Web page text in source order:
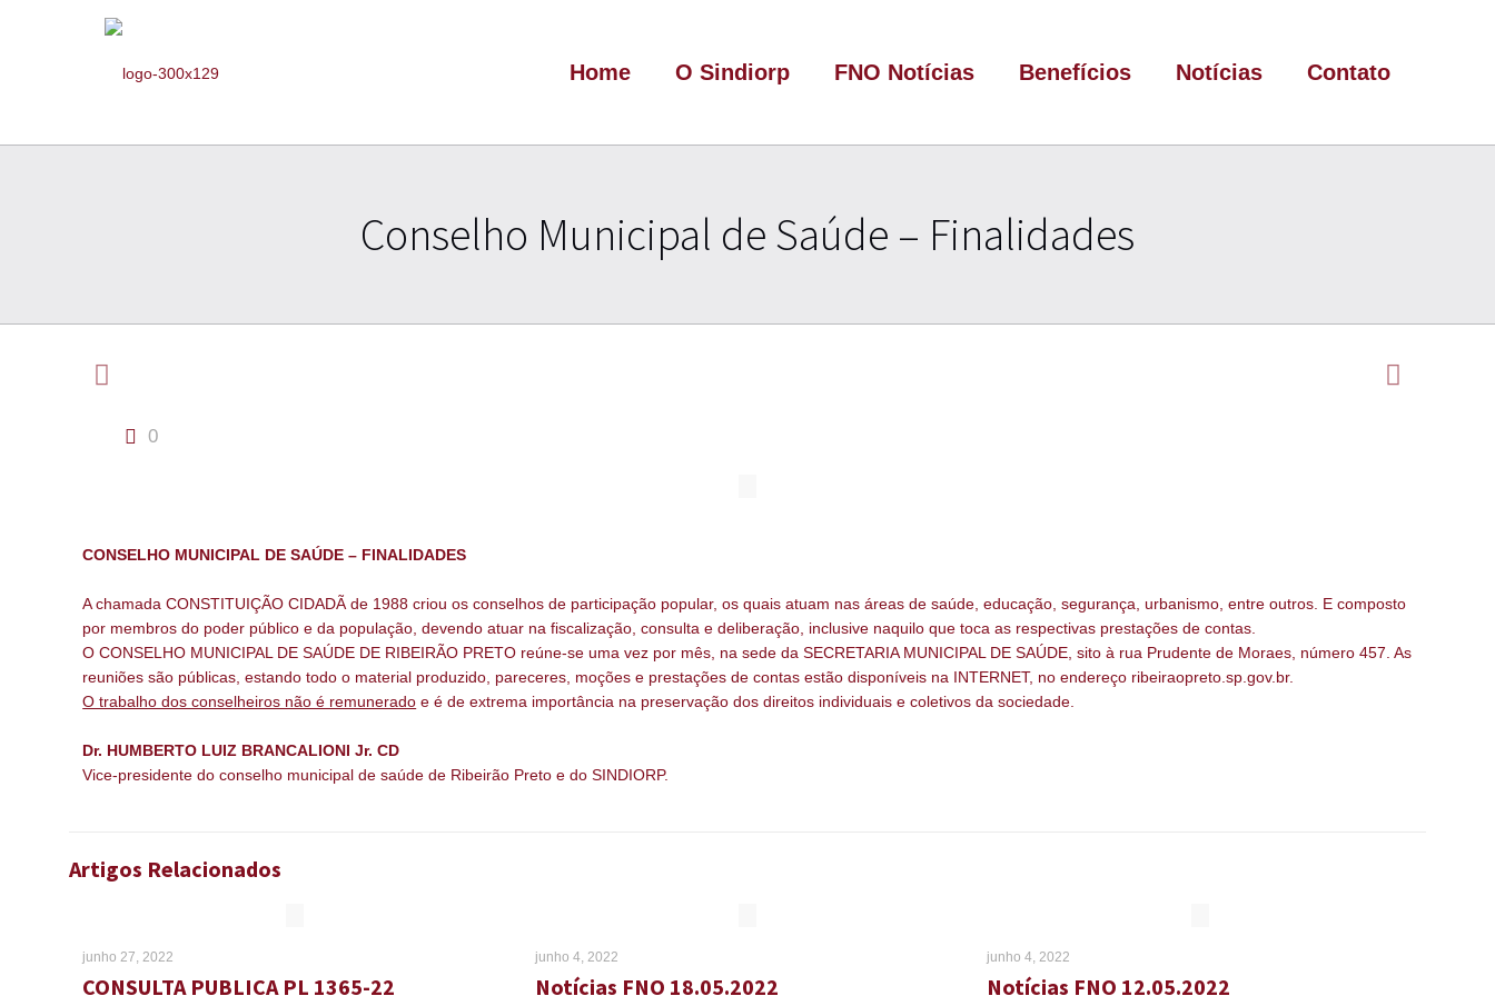
Home O Sindiorp FNO Notícias Benefícios Notícias Contato
Conselho Municipal de Saúde – Finalidades
0
CONSELHO MUNICIPAL DE SAÚDE – FINALIDADES
A chamada CONSTITUIÇÃO CIDADÃ de 1988 criou os conselhos de participação popular, os quais atuam nas áreas de saúde, educação, segurança, urbanismo, entre outros. E composto
por membros do poder público e da população, devendo atuar na fiscalização, consulta e deliberação, inclusive naquilo que toca as respectivas prestações de contas.
O CONSELHO MUNICIPAL DE SAÚDE DE RIBEIRÃO PRETO reúne-se uma vez por mês, na sede da SECRETARIA MUNICIPAL DE SAÚDE, sito à rua Prudente de Moraes, número 457. As
reuniões são públicas, estando todo o material produzido, pareceres, moções e prestações de contas estão disponíveis na INTERNET, no endereço ribeiraopreto.sp.gov.br.
O trabalho dos conselheiros não é remunerado e é de extrema importância na preservação dos direitos individuais e coletivos da sociedade.
Dr. HUMBERTO LUIZ BRANCALIONI Jr. CD
Vice-presidente do conselho municipal de saúde de Ribeirão Preto e do SINDIORP.
Artigos Relacionados
junho 27, 2022
CONSULTA PUBLICA PL 1365-22
junho 4, 2022
Notícias FNO 18.05.2022
junho 4, 2022
Notícias FNO 12.05.2022